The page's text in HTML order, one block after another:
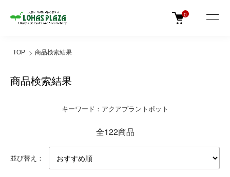
0
TOP 商品検索結果
商品検索結果
キーワード：アクアプラントポット
全122商品
並び替え：